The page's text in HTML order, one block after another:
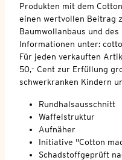
Produkten mit dem
einen wertvollen Beitrag
Baumwollanbaus und
Informationen unter:
Für jeden verkauften
50,- Cent zur Erfüllung
schwerkranken Kindern
Rundhalsausschnitt
Waffelstruktur
Aufnäher
Initiative "Cotton
Schadstoffgeprüft